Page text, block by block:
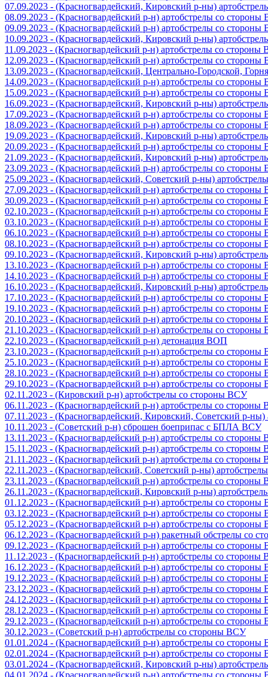
07.09.2023 - (Красногвардейский, Кировский р-ны)
08.09.2023 - (Красногвардейский р-н) артобстрелы со
09.09.2023 - (Красногвардейский р-н) артобстрелы со
10.09.2023 - (Красногвардейский, Кировский р-ны)
11.09.2023 - (Красногвардейский р-н) артобстрелы со стороны
12.09.2023 - (Красногвардейский р-н) артобстрелы со
13.09.2023 - (Красногвардейский, Центрально-Городской,
14.09.2023 - (Красногвардейский р-н) артобстрелы со
15.09.2023 - (Красногвардейский р-н) артобстрелы со
16.09.2023 - (Красногвардейский, Кировский р-ны)
17.09.2023 - (Красногвардейский р-н) артобстрелы со
18.09.2023 - (Красногвардейский р-н) артобстрелы со
19.09.2023 - (Красногвардейский, Кировский р-ны)
20.09.2023 - (Красногвардейский р-н) артобстрелы со
21.09.2023 - (Красногвардейский, Кировский р-ны)
23.09.2023 - (Красногвардейский р-н) артобстрелы со
25.09.2023 - (Красногвардейский, Советский р-ны)
27.09.2023 - (Красногвардейский р-н) артобстрелы со
30.09.2023 - (Красногвардейский р-н) артобстрелы со
02.10.2023 - (Красногвардейский р-н) артобстрелы со
03.10.2023 - (Красногвардейский р-н) артобстрелы со
06.10.2023 - (Красногвардейский р-н) артобстрелы со
08.10.2023 - (Красногвардейский р-н) артобстрелы со
09.10.2023 - (Красногвардейский, Кировский р-ны)
13.10.2023 - (Красногвардейский р-н) артобстрелы со
14.10.2023 - (Красногвардейский р-н) артобстрелы со
16.10.2023 - (Красногвардейский, Кировский р-ны)
17.10.2023 - (Красногвардейский р-н) артобстрелы со
19.10.2023 - (Красногвардейский р-н) артобстрелы со
20.10.2023 - (Красногвардейский р-н) артобстрелы со
21.10.2023 - (Красногвардейский р-н) артобстрелы со
22.10.2023 - (Красногвардейский р-н) детонация ВОП
23.10.2023 - (Красногвардейский р-н) артобстрелы со
25.10.2023 - (Красногвардейский р-н) артобстрелы со
28.10.2023 - (Красногвардейский р-н) артобстрелы со
29.10.2023 - (Красногвардейский р-н) артобстрелы со
02.11.2023 - (Кировский р-н) артобстрелы со стороны ВСУ
06.11.2023 - (Красногвардейский р-н) артобстрелы со стороны
07.11.2023 - (Красногвардейский, Кировский, Советский р-
10.11.2023 - (Советский р-н) сброшен боеприпас с БПЛА ВСУ
13.11.2023 - (Красногвардейский р-н) артобстрелы со стороны
15.11.2023 - (Красногвардейский р-н) артобстрелы со стороны
21.11.2023 - (Красногвардейский р-н) артобстрелы со стороны
22.11.2023 - (Красногвардейский, Советский р-ны)
23.11.2023 - (Красногвардейский р-н) артобстрелы со стороны
26.11.2023 - (Красногвардейский, Кировский р-ны)
01.12.2023 - (Красногвардейский р-н) артобстрелы со
03.12.2023 - (Красногвардейский р-н) артобстрелы со
05.12.2023 - (Красногвардейский р-н) артобстрелы со
06.12.2023 - (Красногвардейский р-н) ракетный обстрелы со
09.12.2023 - (Красногвардейский р-н) артобстрелы со
11.12.2023 - (Красногвардейский р-н) артобстрелы со стороны
16.12.2023 - (Красногвардейский р-н) артобстрелы со
19.12.2023 - (Красногвардейский р-н) артобстрелы со
23.12.2023 - (Красногвардейский р-н) артобстрелы со
24.12.2023 - (Красногвардейский р-н) артобстрелы со
28.12.2023 - (Красногвардейский р-н) артобстрелы со
29.12.2023 - (Красногвардейский р-н) артобстрелы со
30.12.2023 - (Советский р-н) артобстрелы со стороны ВСУ
01.01.2024 - (Красногвардейский р-н) артобстрелы со
02.01.2024 - (Красногвардейский р-н) артобстрелы со
03.01.2024 - (Красногвардейский, Кировский р-ны)
04.01.2024 - (Красногвардейский р-н) артобстрелы со